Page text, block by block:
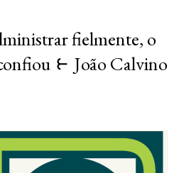
fielmente, o
⥼ João Calvino